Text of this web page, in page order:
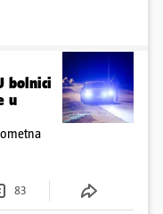
bolnici
u
83